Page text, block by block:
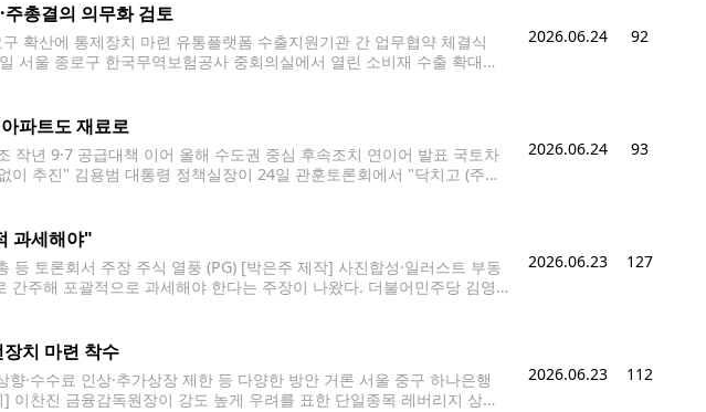
총결의 의무화 검토
확산에 통제장치 마련 유통플랫폼 수출지원기관 간 업무협약 체결식
서울 종로구 한국무역보험공사 중회의실에서 열린 소비재 수출 확대를
2026.06.24 92
파트도 재료로
작년 9·7 공급대책 이어 올해 수도권 중심 후속조치 연이어 발표 국토차
추진" 김용범 대통령 정책실장이 24일 관훈토론회에서 "닥치고 (주택
2026.06.24 93
과세해야"
등 토론회서 주장 주식 열풍 (PG) [박은주 제작] 사진합성·일러스트 부동
간주해 포괄적으로 과세해야 한다는 주장이 나왔다. 더불어민주당 김영
2026.06.23 127
치 마련 착수
·수수료 인상·추가상장 제한 등 다양한 방안 거론 서울 중구 하나은행
찬진 금융감독원장이 강도 높게 우려를 표한 단일종목 레버리지 상장
2026.06.23 112